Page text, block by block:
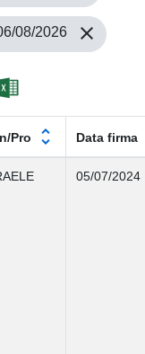
08/2026 close
Pro unfold_more Data firma
05/07/2024